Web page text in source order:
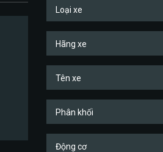
Loại xe
Hãng xe
Tên xe
Phân khối
Động cơ